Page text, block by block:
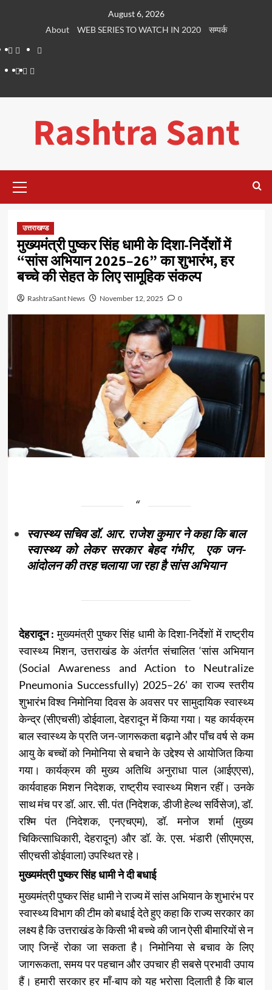
August 6, 2026
About
WEB SERIES TO WATCH IN 2020
सम्पर्क
About
WEB
SERIES
Dehradun
LifePlaces
सम्पर्क
Rashtra Sant
Menu
उत्तराखण्ड
मुख्यमंत्री पुष्कर सिंह धामी के दिशा-निर्देशों में
“सांस अभियान 2025–26” का शुभारंभ, हर
बच्चे की सेहत के लिए सामूहिक संकल्प
RashtraSant News November 12, 2025 0
स्वास्थ्य सचिव डॉ. आर. राजेश कुमार ने कहा कि बाल
स्वास्थ्य को लेकर सरकार बेहद गंभीर, एक जन-
आंदोलन की तरह चलाया जा रहा है सांस अभियान
देहरादून : मुख्यमंत्री पुष्कर सिंह धामी के दिशा-निर्देशों में राष्ट्रीय
स्वास्थ्य मिशन, उत्तराखंड के अंतर्गत संचालित ‘सांस अभियान
(Social Awareness and Action to Neutralize
Pneumonia Successfully) 2025–26’ का राज्य स्तरीय
शुभारंभ विश्व निमोनिया दिवस के अवसर पर सामुदायिक स्वास्थ्य
केन्द्र (सीएचसी) डोईवाला, देहरादून में किया गया। यह कार्यक्रम
बाल स्वास्थ्य के प्रति जन-जागरूकता बढ़ाने और पाँच वर्ष से कम
आयु के बच्चों को निमोनिया से बचाने के उद्देश्य से आयोजित किया
गया। कार्यक्रम की मुख्य अतिथि अनुराधा पाल (आईएएस),
कार्यवाहक मिशन निदेशक, राष्ट्रीय स्वास्थ्य मिशन रहीं। उनके
साथ मंच पर डॉ. आर. सी. पंत (निदेशक, डीजी हेल्थ सर्विसेज), डॉ.
रश्मि पंत (निदेशक, एनएचएम), डॉ. मनोज शर्मा (मुख्य
चिकित्साधिकारी, देहरादून) और डॉ. के. एस. भंडारी (सीएमएस,
सीएचसी डोईवाला) उपस्थित रहे।
मुख्यमंत्री पुष्कर सिंह धामी ने दी बधाई
मुख्यमंत्री पुष्कर सिंह धामी ने राज्य में सांस अभियान के शुभारंभ पर
स्वास्थ्य विभाग की टीम को बधाई देते हुए कहा कि राज्य सरकार का
लक्ष्य है कि उत्तराखंड के किसी भी बच्चे की जान ऐसी बीमारियों से न
जाए जिन्हें रोका जा सकता है। निमोनिया से बचाव के लिए
जागरूकता, समय पर पहचान और उपचार ही सबसे प्रभावी उपाय
हैं। हमारी सरकार हर माँ-बाप को यह भरोसा दिलाती है कि बाल